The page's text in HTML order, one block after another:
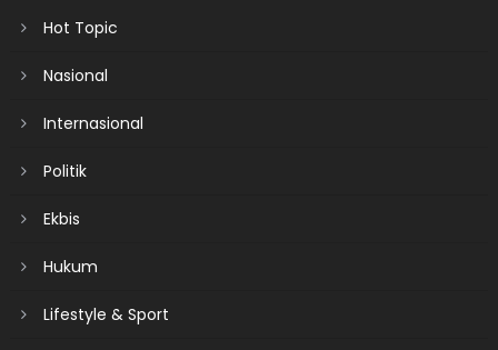
Hot Topic
Nasional
Internasional
Politik
Ekbis
Hukum
Lifestyle & Sport